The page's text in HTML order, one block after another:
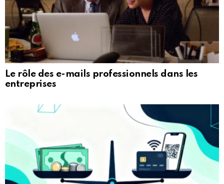
Le rôle des e-mails professionnels dans les
entreprises